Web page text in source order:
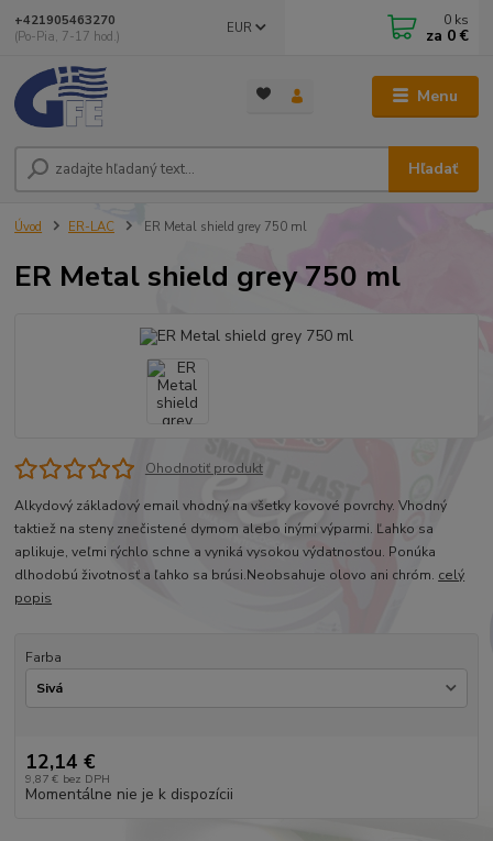
Menu
EUR
Hľadať
+421905463270
(Po-Pia, 7-17 hod.)
0 ks
za 0 €
Úvod ER-LAC ER Metal shield grey 750 ml
ER Metal shield grey 750 ml
Ohodnotiť produkt
Alkydový základový email vhodný na všetky kovové povrchy. Vhodný
taktiež na steny znečistené dymom alebo inými výparmi. Ľahko sa
aplikuje, veľmi rýchlo schne a vyniká vysokou výdatnosťou. Ponúka
dlhodobú životnosť a ľahko sa brúsi.Neobsahuje olovo ani chróm. celý
popis
Farba
12,14 €
9,87 € bez DPH
Momentálne nie je k dispozícii